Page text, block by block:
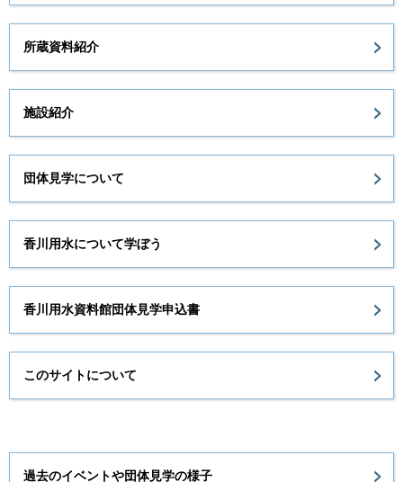
所蔵資料紹介
施設紹介
団体見学について
香川用水について学ぼう
香川用水資料館団体見学申込書
このサイトについて
過去のイベントや団体見学の様子